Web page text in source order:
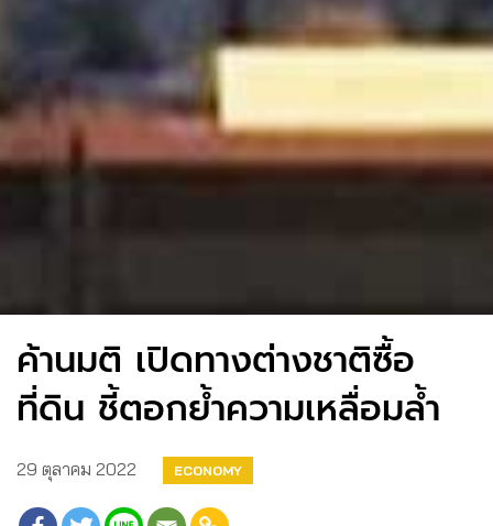
ค้านมติ เปิดทางต่างชาติซื้อ
ที่ดิน ชี้ตอกย้ำความเหลื่อมล้ำ
29 ตุลาคม 2022 ECONOMY